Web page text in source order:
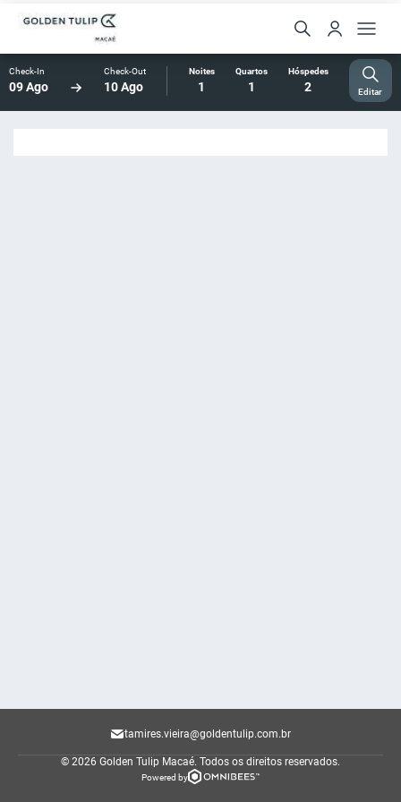
Check-In
09 Ago
Check-Out
10 Ago
Noites
1
Quartos
1
Hóspedes
2 Editar
tamires.vieira@goldentulip.com.br
© 2026 Golden Tulip Macaé. Todos os direitos reservados.
Powered by